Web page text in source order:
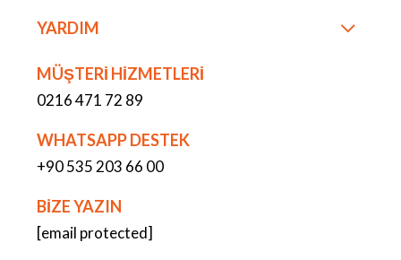
YARDIM
MÜŞTERİ HİZMETLERİ
0216 471 72 89
WHATSAPP DESTEK
+90 535 203 66 00
BİZE YAZIN
[email protected]